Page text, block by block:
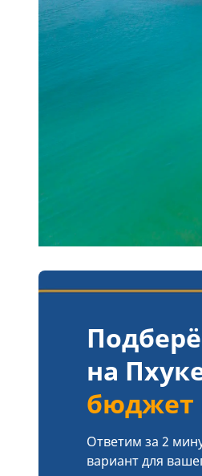
на
бюджет
Ответим за 2
вариант для